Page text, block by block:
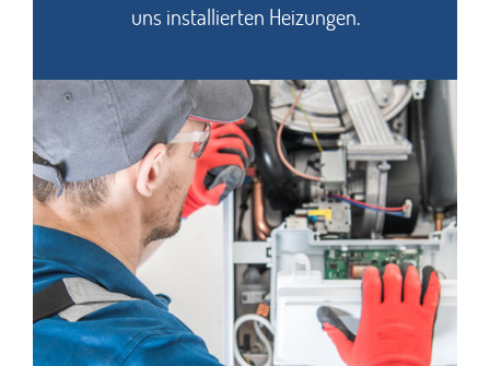
uns installierten Heizungen.